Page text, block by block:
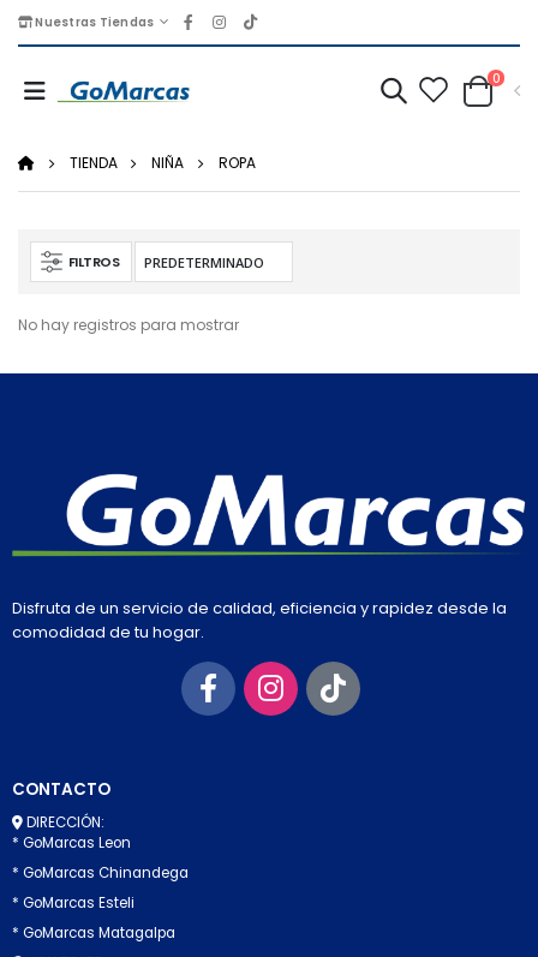
Nuestras Tiendas
0
TIENDA NIÑA ROPA
FILTROS
No hay registros para mostrar
Disfruta de un servicio de calidad, eficiencia y rapidez desde la
comodidad de tu hogar.
CONTACTO
DIRECCIÓN:
* GoMarcas Leon
* GoMarcas Chinandega
* GoMarcas Esteli
* GoMarcas Matagalpa